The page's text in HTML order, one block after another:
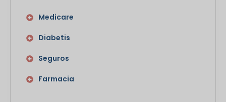
Medicare
Diabetis
Seguros
Farmacia